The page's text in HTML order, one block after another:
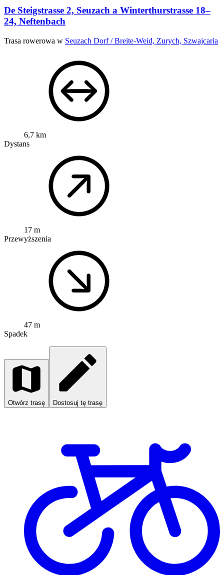
De Steigstrasse 2, Seuzach a Winterthurstrasse 18–
24, Neftenbach
Trasa rowerowa w Seuzach Dorf / Breite-Weid, Zurych, Szwajcaria
6,7 km
Dystans
17 m
Przewyższenia
47 m
Spadek
Otwórz trasę Dostosuj tę trasę